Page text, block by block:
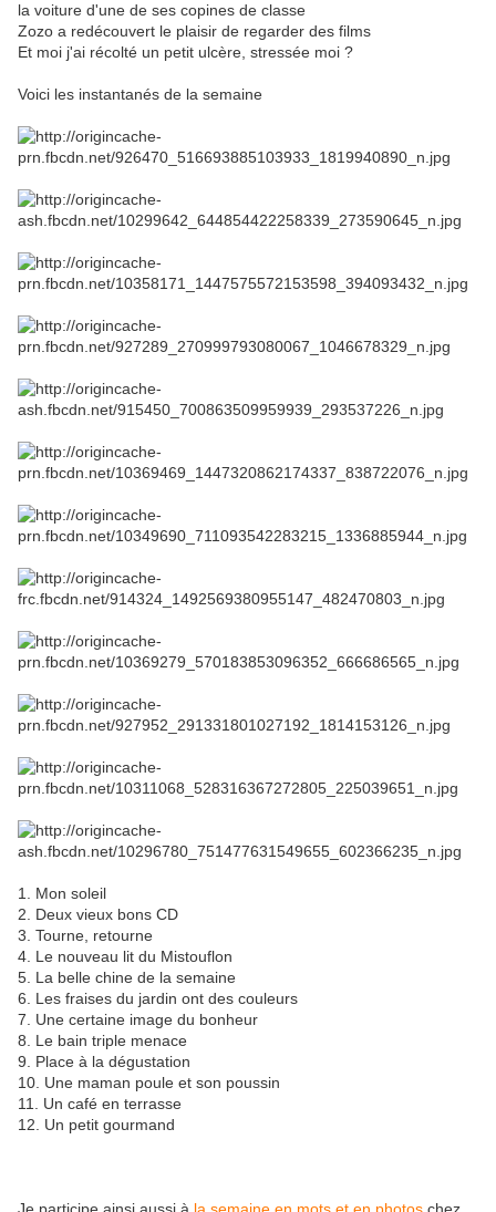
la voiture d'une de ses copines de classe
Zozo a redécouvert le plaisir de regarder des films
Et moi j'ai récolté un petit ulcère, stressée moi ?
Voici les instantanés de la semaine
1. Mon soleil
2. Deux vieux bons CD
3. Tourne, retourne
4. Le nouveau lit du Mistouflon
5. La belle chine de la semaine
6. Les fraises du jardin ont des couleurs
7. Une certaine image du bonheur
8. Le bain triple menace
9. Place à la dégustation
10. Une maman poule et son poussin
11. Un café en terrasse
12. Un petit gourmand